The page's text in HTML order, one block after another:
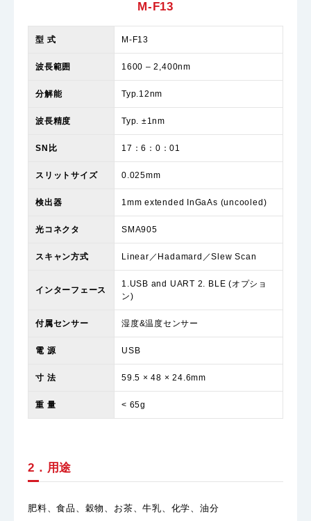
M-F13
型 式 M-F13
波長範囲 1600 – 2,400nm
分解能 Typ.12nm
波長精度 Typ. ±1nm
SN比 17：6：0：01
スリットサイズ 0.025mm
検出器 1mm extended InGaAs (uncooled)
光コネクタ SMA905
スキャン方式 Linear／Hadamard／Slew Scan
インターフェース
1.USB and UART 2. BLE (オプショ
ン)
付属センサー 湿度&温度センサー
電 源 USB
寸 法 59.5 × 48 × 24.6mm
重 量 < 65g
2．用途
肥料、食品、穀物、お茶、牛乳、化学、油分